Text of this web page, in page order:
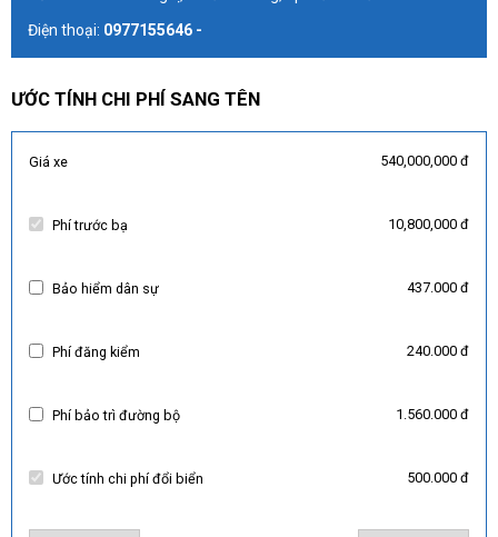
Điện thoại: 0977155646 -
ƯỚC TÍNH CHI PHÍ SANG TÊN
Giá xe 540,000,000 đ
Phí trước bạ 10,800,000 đ
Bảo hiểm dân sự 437.000 đ
Phí đăng kiểm 240.000 đ
Phí bảo trì đường bộ 1.560.000 đ
Ước tính chi phí đổi biển 500.000 đ